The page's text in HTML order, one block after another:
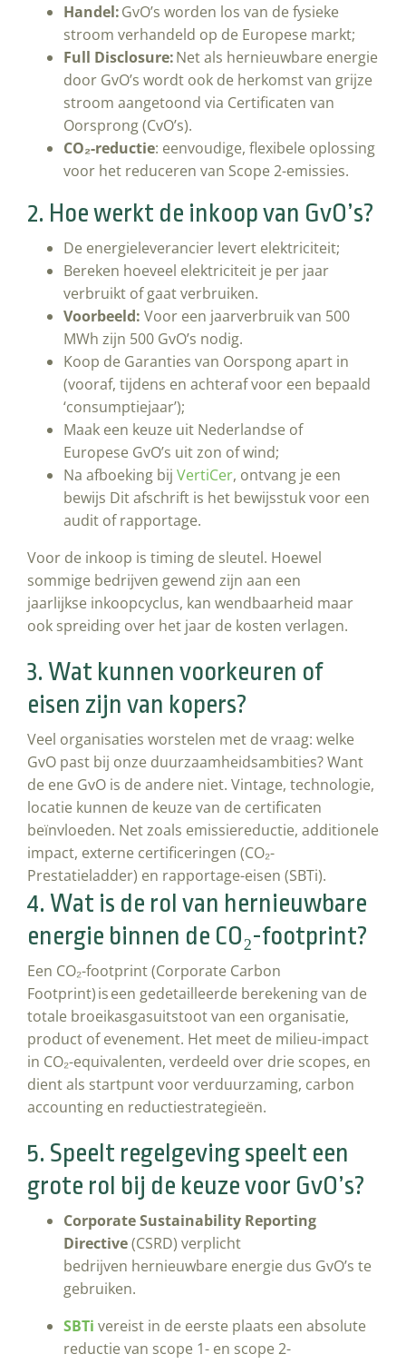
Handel:GvO’s worden los van de fysieke
stroom verhandeld op de Europese markt;
Full Disclosure:Net als hernieuwbare energie
door GvO’s wordt ook de herkomst van grijze
stroom aangetoond via Certificaten van
Oorsprong (CvO’s).
CO₂-reductie: eenvoudige, flexibele oplossing
voor het reduceren van Scope 2-emissies.
2. Hoe werkt de inkoop van GvO’s?
De energieleverancier levert elektriciteit;
Bereken hoeveel elektriciteit je per jaar
verbruikt of gaat verbruiken.
Voorbeeld: Voor een jaarverbruik van 500
MWh zijn 500 GvO’s nodig.
Koop de Garanties van Oorspong apart in
(vooraf, tijdens en achteraf voor een bepaald
‘consumptiejaar’);
Maak een keuze uit Nederlandse of
Europese GvO’s uit zon of wind;
Na afboeking bij VertiCer, ontvang je een
bewijs Dit afschrift is het bewijsstuk voor een
audit of rapportage.
Voor de inkoop is timing de sleutel. Hoewel
sommige bedrijven gewend zijn aan een
jaarlijkse inkoopcyclus, kan wendbaarheid maar
ook spreiding over het jaar de kosten verlagen.
3. Wat kunnen voorkeuren of
eisen zijn van kopers?
Veel organisaties worstelen met de vraag: welke
GvO past bij onze duurzaamheidsambities? Want
de ene GvO is de andere niet. Vintage, technologie,
locatie kunnen de keuze van de certificaten
beïnvloeden. Net zoals emissiereductie, additionele
impact, externe certificeringen (CO₂-
Prestatieladder) en rapportage-eisen (SBTi).
4. Wat is de rol van hernieuwbare
energie binnen de CO₂-footprint?
Een CO₂-footprint (Corporate Carbon
Footprint) is een gedetailleerde berekening van de
totale broeikasgasuitstoot van een organisatie,
product of evenement. Het meet de milieu-impact
in CO₂-equivalenten, verdeeld over drie scopes, en
dient als startpunt voor verduurzaming, carbon
accounting en reductiestrategieën.
5. Speelt regelgeving speelt een
grote rol bij de keuze voor GvO’s?
Corporate Sustainability Reporting
Directive(CSRD) verplicht
bedrijven hernieuwbare energie dus GvO’s te
gebruiken.
SBTi vereist in de eerste plaats een absolute
reductie van scope 1- en scope 2-